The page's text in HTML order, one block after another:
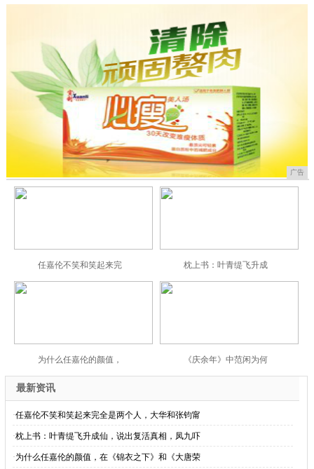
广告
任嘉伦不笑和笑起来完 枕上书：叶青缇飞升成
为什么任嘉伦的颜值， 《庆余年》中范闲为何
最新资讯
·任嘉伦不笑和笑起来完全是两个人，大华和张钧甯
·枕上书：叶青缇飞升成仙，说出复活真相，凤九吓
·为什么任嘉伦的颜值，在《锦衣之下》和《大唐荣